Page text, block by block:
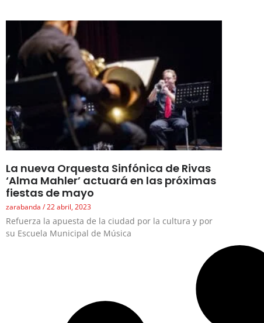
La nueva Orquesta Sinfónica de Rivas
‘Alma Mahler’ actuará en las próximas
fiestas de mayo
zarabanda 22 abril, 2023
Refuerza la apuesta de la ciudad por la cultura y por
su Escuela Municipal de Música